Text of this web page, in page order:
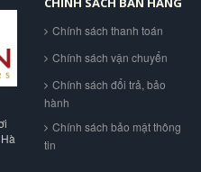
Chính sách thanh toán
Chính sách vận chuyển
Chính sách đổi trả, bảo
hành
Chính sách bảo mật thông
tin